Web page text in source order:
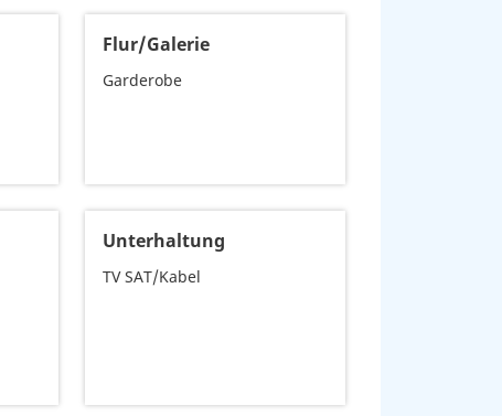
Flur/Galerie
Garderobe
Unterhaltung
TV SAT/Kabel